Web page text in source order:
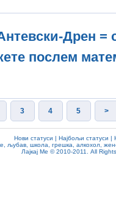
Дрен =
послем
3 4 5 >
Нови статуси | Најбољи статуси |
љубав ,школа ,грешка ,алкохол ,
Лајкај Ме © 2010-2011. All